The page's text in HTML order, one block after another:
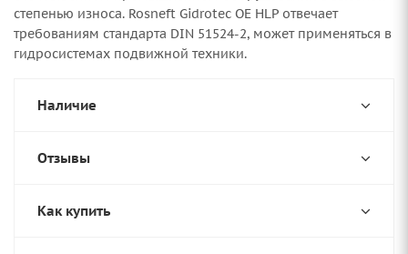
степенью износа. Rosneft Gidrotec OE HLP отвечает
требованиям стандарта DIN 51524-2, может применяться в
гидросистемах подвижной техники.
Наличие
Отзывы
Как купить